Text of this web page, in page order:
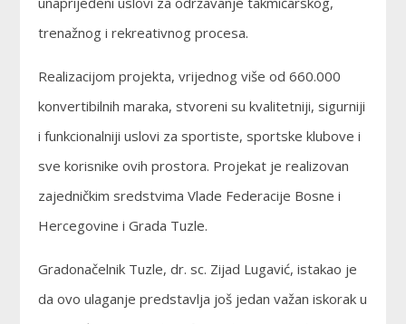
trenažnog i rekreativnog procesa.
Realizacijom projekta, vrijednog više od 660.000
konvertibilnih maraka, stvoreni su kvalitetniji, sigurniji
i funkcionalniji uslovi za sportiste, sportske klubove i
sve korisnike ovih prostora. Projekat je realizovan
zajedničkim sredstvima Vlade Federacije Bosne i
Hercegovine i Grada Tuzle.
Gradonačelnik Tuzle, dr. sc. Zijad Lugavić, istakao je
da ovo ulaganje predstavlja još jedan važan iskorak u